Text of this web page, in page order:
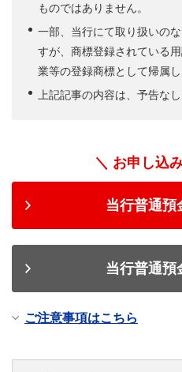
ものではありません。
一部、当行にて取り扱いの
すが、商標登録されている
業等の登録商標として帰属し
上記記事の内容は、予告な
＼ お申し込
当行普通預
当行普通預
ご注意事項はこちら